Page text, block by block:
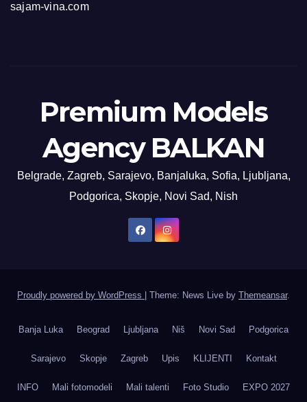
sajam-vina.com
Premium Models
Agency BALKAN
Belgrade, Zagreb, Sarajevo, Banjaluka, Sofia, Ljubljana,
Podgorica, Skopje, Novi Sad, Nish
Proudly powered by WordPress Theme: News Live by Themeansar.
Banja Luka Beograd Ljubljana Niš Novi Sad Podgorica
Sarajevo Skopje Zagreb Upis KLIJENTI Kontakt
INFO Mali fotomodeli Mali talenti Foto Studio EXPO 2027